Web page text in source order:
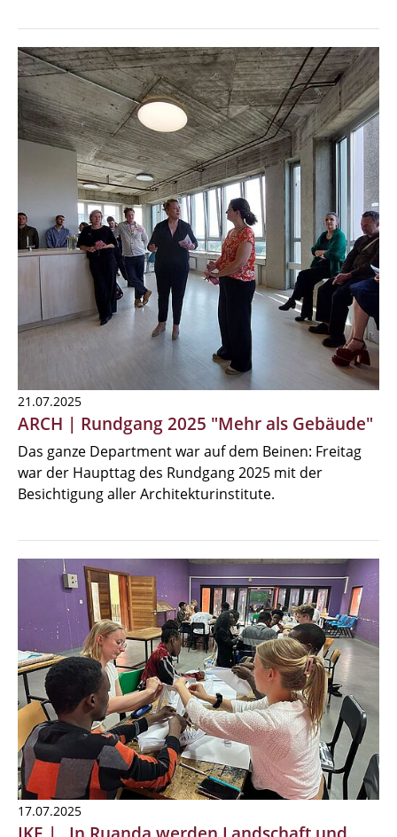
21.07.2025
ARCH | Rundgang 2025 "Mehr als Gebäude"
Das ganze Department war auf dem Beinen: Freitag
war der Haupttag des Rundgang 2025 mit der
Besichtigung aller Architekturinstitute.
17.07.2025